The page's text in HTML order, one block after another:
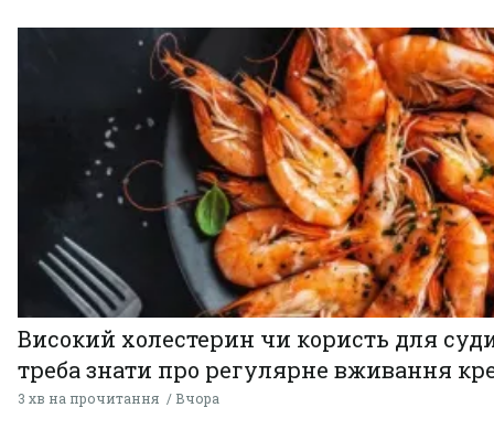
Високий холестерин чи користь для
треба знати про регулярне вживання
3 хв на прочитання Вчора